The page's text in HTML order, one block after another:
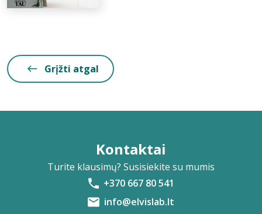
Grįžti atgal
Kontaktai
Turite klausimų? Susisiekite su mumis
+370 667 80 541
info@elvislab.lt